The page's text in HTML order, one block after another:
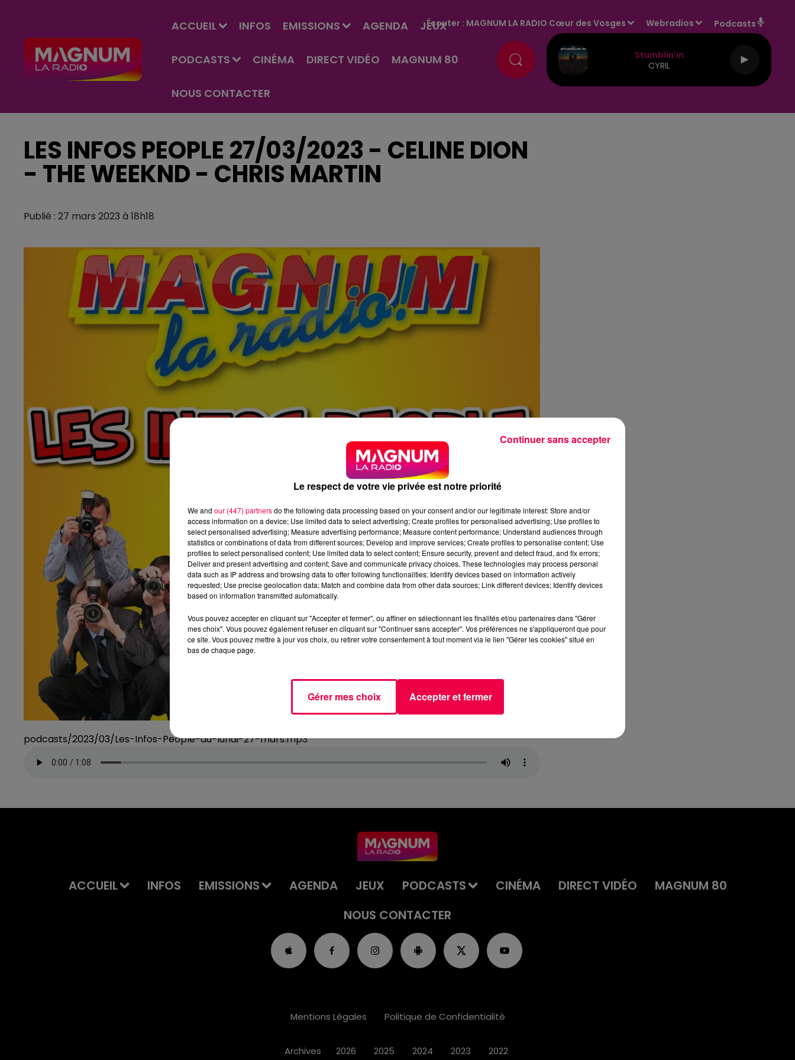
ACCUEIL INFOS EMISSIONS AGENDA JEUX
PODCASTS CINÉMA DIRECT VIDÉO MAGNUM 80
NOUS CONTACTER
Écouter : MAGNUM LA RADIO Cœur des Vosges Webradios Podcasts
Stumblin'in
CYRIL
LES INFOS PEOPLE 27/03/2023 - CELINE DION
- THE WEEKND - CHRIS MARTIN
Publié : 27 mars 2023 à 18h18
podcasts/2023/03/Les-Infos-People-du-lundi-27-mars.mp3
ACCUEIL INFOS EMISSIONS AGENDA JEUX PODCASTS CINÉMA DIRECT VIDÉO
MAGNUM 80
NOUS CONTACTER
Mentions Légales Politique de Confidentialité
Archives 2026 2025 2024 2023 2022
Le respect de votre vie privée est notre priorité
We and our (447) partnersdo the following data processing based on your consent and/or our legitimate interest: Store and/or
access information on a device; Use limited data to select advertising; Create profiles for personalised advertising; Use profiles to
select personalised advertising; Measure advertising performance; Measure content performance; Understand audiences through
statistics or combinations of data from different sources; Develop and improve services; Create profiles to personalise content; Use
profiles to select personalised content; Use limited data to select content; Ensure security, prevent and detect fraud, and fix errors;
Deliver and present advertising and content; Save and communicate privacy choices. These technologies may process personal
data such as IP address and browsing data to offer following functionalities: Identify devices based on information actively
requested; Use precise geolocation data; Match and combine data from other data sources; Link different devices; Identify devices
based on information transmitted automatically.
Vous pouvez accepter en cliquant sur "Accepter et fermer", ou affiner en sélectionnant les finalités et/ou partenaires dans "Gérer
mes choix". Vous pouvez également refuser en cliquant sur "Continuer sans accepter". Vos préférences ne s'appliqueront que pour
ce site. Vous pouvez mettre à jour vos choix, ou retirer votre consentement à tout moment via le lien "Gérer les cookies" situé en
bas de chaque page.
Gérer mes choix Accepter et fermer
Continuer sans accepter